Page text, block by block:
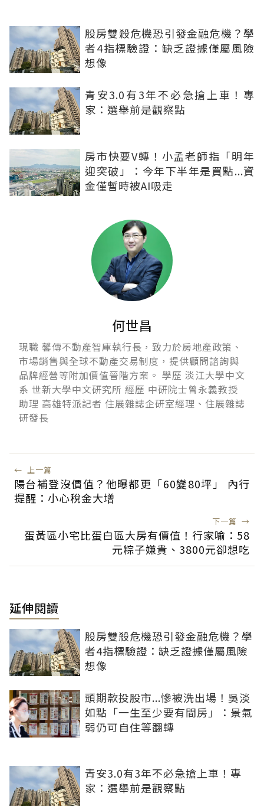
股房雙殺危機恐引發金融危機？學
者4指標驗證：缺乏證據僅屬風險
想像
青安3.0有3年不必急搶上車！專
家：選舉前是觀察點
房市快要V轉！小孟老師指「明年
迎突破」：今年下半年是買點...資
金僅暫時被AI吸走
何世昌
現職 馨傳不動產智庫執行長，致力於房地產政策、
市場銷售與全球不動產交易制度，提供顧問諮詢與
品牌經營等附加價值晉階方案。 學歷 淡江大學中文
系 世新大學中文研究所 經歷 中研院士曾永義教授
助理 高雄特派記者 住展雜誌企研室經理、住展雜誌
研發長
← 上一篇
陽台補登沒價值？他曝都更「60變80坪」 內行
提醒：小心稅金大增
下一篇 →
蛋黃區小宅比蛋白區大房有價值！行家喻：58
元粽子嫌貴、3800元卻想吃
延伸閱讀
股房雙殺危機恐引發金融危機？學
者4指標驗證：缺乏證據僅屬風險
想像
頭期款投股市...慘被洗出場！吳淡
如點「一生至少要有間房」：景氣
弱仍可自住等翻轉
青安3.0有3年不必急搶上車！專
家：選舉前是觀察點